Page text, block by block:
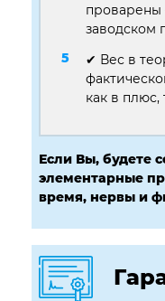
проварены
заводском
✔ Вес в
как в плюс,
Если Вы, будете
элементарные
время, нервы и